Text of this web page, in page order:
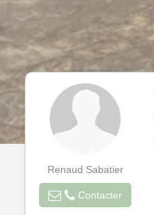
Renaud Sabatier
Contacter